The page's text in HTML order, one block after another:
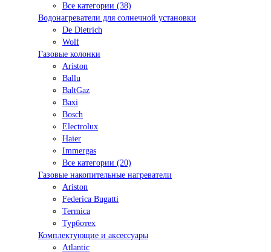
Все категории (38)
Водонагреватели для солнечной установки
De Dietrich
Wolf
Газовые колонки
Ariston
Ballu
BaltGaz
Baxi
Bosсh
Electrolux
Haier
Immergas
Все категории (20)
Газовые накопительные нагреватели
Ariston
Federica Bugatti
Termica
Турботех
Комплектующие и аксессуары
Atlantic